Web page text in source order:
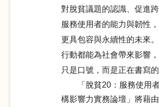
對脫貧議題的認識、促進
服務使用者的能力與韌性
更具包容與永續性的未來
行動都能為社會帶來影響
只是口號，而是正在書寫的
「脫貧20：服務使用者
構影響力實務論壇」將藉